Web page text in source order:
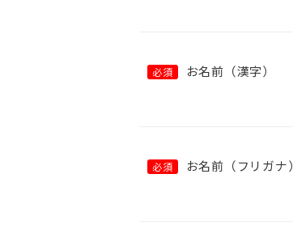
必須 お名前（漢字）
必須 お名前（フリガナ）